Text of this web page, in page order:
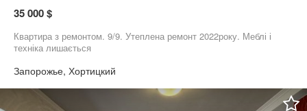
35 000 $
Квартира з ремонтом. 9/9. Утеплена ремонт 2022року. Меблі і
техніка лишається
Запорожье, Хортицкий